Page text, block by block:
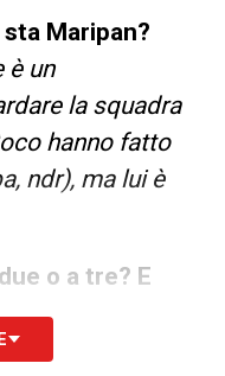
Maripan?
è un
la squadra
hanno fatto
ndr), ma lui è
o a tre? E
una seduta